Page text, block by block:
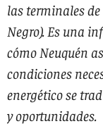
las terminales
Negro). Es una
cómo Neuquén
condiciones
energético se
y oportunidades.